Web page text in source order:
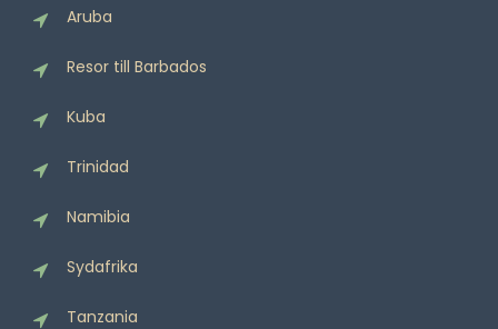
Aruba
Resor till Barbados
Kuba
Trinidad
Namibia
Sydafrika
Tanzania